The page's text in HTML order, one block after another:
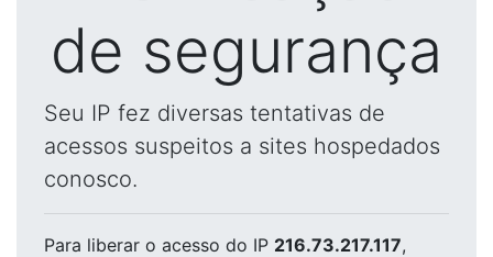
de segurança
Seu IP fez diversas tentativas de
acessos suspeitos a sites hospedados
conosco.
Para liberar o acesso do IP 216.73.217.117,